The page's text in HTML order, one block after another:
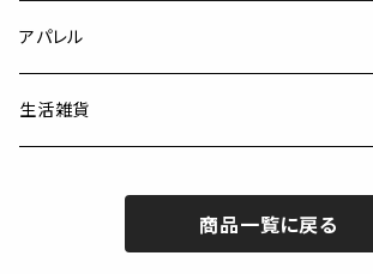
アパレル
生活雑貨
商品一覧に戻る